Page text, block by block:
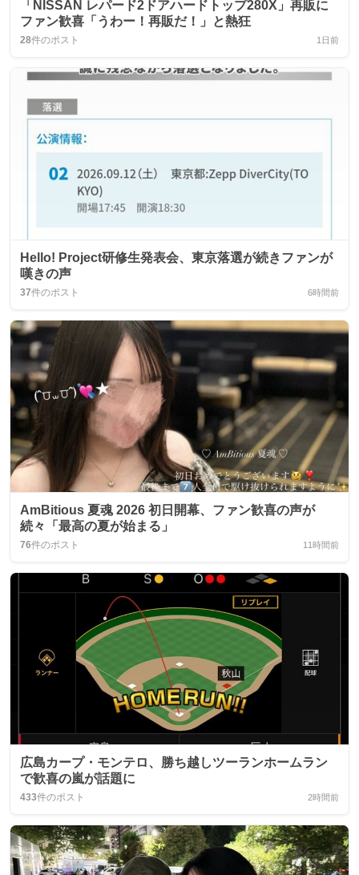
「NISSAN レパード2ドアハードトップ280X」再販に
ファン歓喜「うわー！再販だ！」と熱狂
28件のポスト 1日前
Hello! Project研修生発表会、東京落選が続きファンが
嘆きの声
37件のポスト 6時間前
AmBitious 夏魂 2026 初日開幕、ファン歓喜の声が
続々「最高の夏が始まる」
76件のポスト 11時間前
広島カープ・モンテロ、勝ち越しツーランホームラン
で歓喜の嵐が話題に
433件のポスト 2時間前